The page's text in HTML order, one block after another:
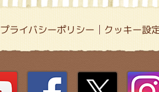
プライバシーポリシー クッキー設